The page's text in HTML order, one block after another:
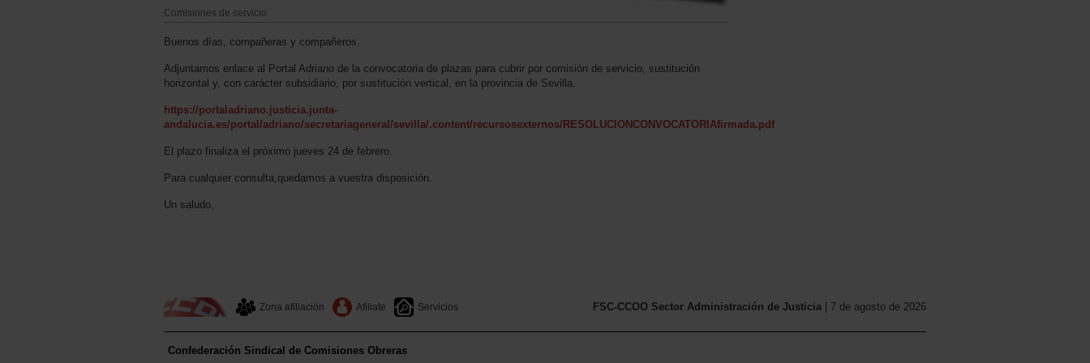
Comisiones de servicio
Buenos días, compañeras y compañeros.
Adjuntamos enlace al Portal Adriano de la convocatoria de plazas para cubrir por comisión de servicio, sustitución
horizontal y, con carácter subsidiario, por sustitución vertical, en la provincia de Sevilla.
https://portaladriano.justicia.junta-
andalucia.es/portal/adriano/secretariageneral/sevilla/.content/recursosexternos/RESOLUCIONCONVOCATORIAfirmada.pdf
El plazo finaliza el próximo jueves 24 de febrero.
Para cualquier consulta,quedamos a vuestra disposición.
Un saludo,
Zona afiliación Afiliate Servicios FSC-CCOO Sector Administración de Justicia | 7 de agosto de 2026
Confederación Sindical de Comisiones Obreras